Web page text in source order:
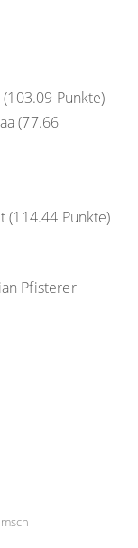
Punkte)
(77.66
(114.44 Punkte)
Pfisterer